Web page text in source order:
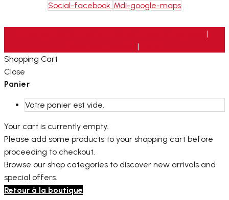
Social-facebook Mdi-google-maps
|
|
Shopping Cart
Close
Panier
Votre panier est vide.
Your cart is currently empty.
Please add some products to your shopping cart before
proceeding to checkout.
Browse our shop categories to discover new arrivals and
special offers.
Retour à la boutique